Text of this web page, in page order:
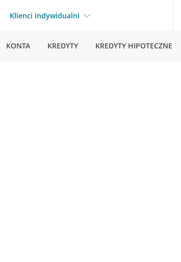
Klienci indywidualni
KONTA KREDYTY KREDYTY HIPOTECZNE